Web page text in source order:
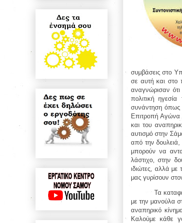
συμβάσεις στο
σε αυτή και στο
αναγνώρισαν
πολιτική
συνάντηση όπως
Επιτροπή Αγώνα
και του
αυτισμό στην
από την δουλειά,
μπορούν να
λάστιχο, στην
ιδιώτες, αλλά
μας γυρίσουν
Τα
με την μανούλα
αναπηρικό
Καλούμε κάθε